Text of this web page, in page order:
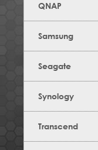
QNAP
Samsung
Seagate
Synology
Transcend